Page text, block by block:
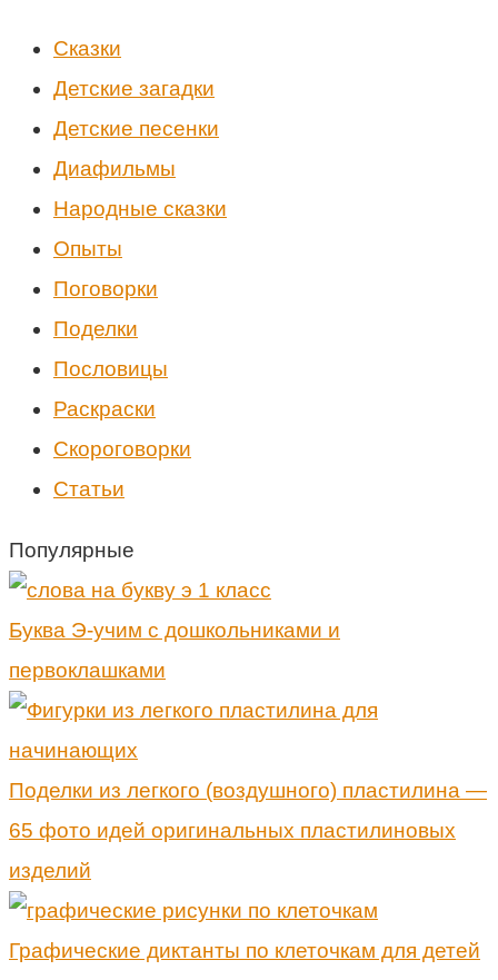
Cказки
Детские загадки
Детские песенки
Диафильмы
Народные сказки
Опыты
Поговорки
Поделки
Пословицы
Раскраски
Скороговорки
Статьи
Популярные
Буква Э-учим с дошкольниками и
первоклашками
Поделки из легкого (воздушного) пластилина —
65 фото идей оригинальных пластилиновых
изделий
Графические диктанты по клеточкам для детей